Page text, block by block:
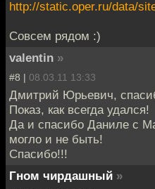
http://static.oper.ru/data/
Совсем рядом :)
valentin »
#8 | 08.03.11 13:33
Дмитрий Юрьевич,
Показ, как всегда удался!
Да и спасибо Даниле с
могло и не быть!
Спасибо!!!
Гном чирдашный »